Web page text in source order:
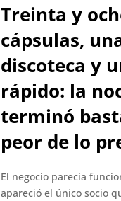
Treinta y
cápsulas,
discoteca y
rápido: la
terminó
peor de lo
El negocio parecía
apareció el único socio